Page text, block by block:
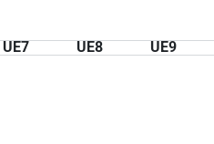
UE7 UE8 UE9